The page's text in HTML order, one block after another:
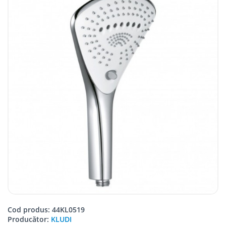
Cod produs: 44KL0519
Producător: KLUDI